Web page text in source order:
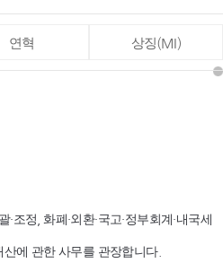
연혁 상징(MI)
조정, 화폐·외환·국고·정부회계·내국세
에 관한 사무를 관장합니다.